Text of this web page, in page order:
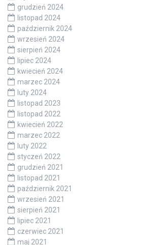
grudzień 2024
listopad 2024
październik 2024
wrzesień 2024
sierpień 2024
lipiec 2024
kwiecień 2024
marzec 2024
luty 2024
listopad 2023
listopad 2022
kwiecień 2022
marzec 2022
luty 2022
styczeń 2022
grudzień 2021
listopad 2021
październik 2021
wrzesień 2021
sierpień 2021
lipiec 2021
czerwiec 2021
maj 2021